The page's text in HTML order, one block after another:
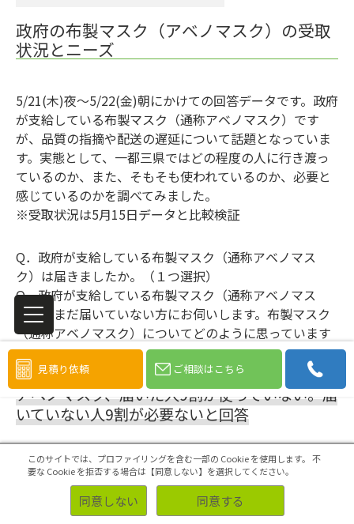
政府の布製マスク（アベノマスク）の受取
状況とニーズ
5/21(木)夜～5/22(金)朝にかけての回答データです。政府
が支給している布製マスク（通称アベノマスク）です
が、品質の指摘や配送の遅延について話題となっていま
す。実態として、一都三県ではどの程度の人に行き渡っ
ているのか、また、そもそも使われているのか、必要と
感じているのかを調べてみました。
※受取状況は5月15日データと比較検証
Q．政府が支給している布製マスク（通称アベノマス
ク）は届きましたか。（１つ選択）
Q．政府が支給している布製マスク（通称アベノマス
ク）がまだ届いていない方にお伺いします。布製マスク
（通称アベノマスク）についてどのように思っています
か。（１つ選択）
アベノマスク、届いた人9割が使っていない。届
いていない人9割が必要ないと回答
アベノマスクは一週間前に比べて届いた人がやや増加し
たものの3割にとどまる。届いた地域は東京に集中して
おり、他3県ではさらに低い状況が続く。
見積り依頼 ご相談はこちら
このサイトでは、プロファイリングを含む一部の Cookie を使用します。 不
要な Cookie を拒否する場合は【同意しない】を選択してください。
同意しない 同意する